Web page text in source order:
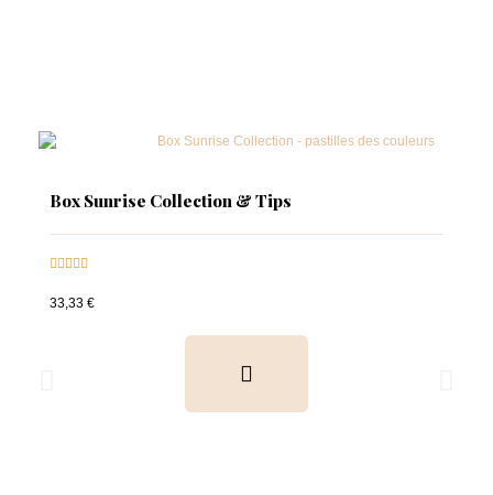
Box Sunrise Collection & Tips

33,33 €